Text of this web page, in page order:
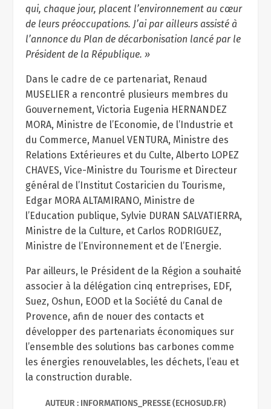
qui, chaque jour, placent l’environnement au cœur
de leurs préoccupations. J’ai par ailleurs assisté à
l’annonce du Plan de décarbonisation lancé par le
Président de la République. »
Dans le cadre de ce partenariat, Renaud
MUSELIER a rencontré plusieurs membres du
Gouvernement, Victoria Eugenia HERNANDEZ
MORA, Ministre de l’Economie, de l’Industrie et
du Commerce, Manuel VENTURA, Ministre des
Relations Extérieures et du Culte, Alberto LOPEZ
CHAVES, Vice-Ministre du Tourisme et Directeur
général de l’Institut Costaricien du Tourisme,
Edgar MORA ALTAMIRANO, Ministre de
l’Education publique, Sylvie DURAN SALVATIERRA,
Ministre de la Culture, et Carlos RODRIGUEZ,
Ministre de l’Environnement et de l’Energie.
Par ailleurs, le Président de la Région a souhaité
associer à la délégation cinq entreprises, EDF,
Suez, Oshun, EOOD et la Société du Canal de
Provence, afin de nouer des contacts et
développer des partenariats économiques sur
l’ensemble des solutions bas carbones comme
les énergies renouvelables, les déchets, l’eau et
la construction durable.
AUTEUR : INFORMATIONS_PRESSE (ECHOSUD.FR)